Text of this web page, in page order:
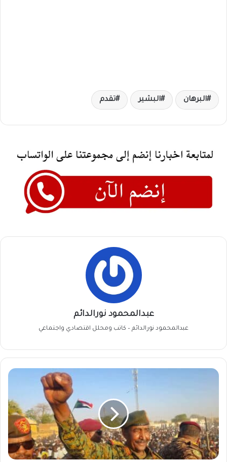
البرهان البشير تقدم
عبدالمحمود نورالدائم
عبدالمحمود نورالدائم – كاتب ومحلل اقتصادي واجتماعي
البرهان
لوقف
إطلاق
النار
في
الفاشر